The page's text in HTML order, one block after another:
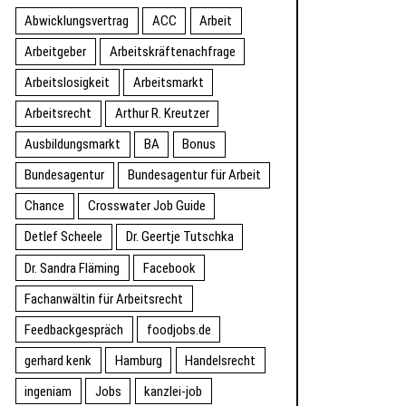
Abwicklungsvertrag ACC
Arbeit
Arbeitgeber
Arbeitskräftenachfrage
Arbeitslosigkeit
Arbeitsmarkt
Arbeitsrecht
Arthur R. Kreutzer
Ausbildungsmarkt
BA
Bonus
Bundesagentur
Bundesagentur für Arbeit
Chance
Crosswater Job Guide
Detlef Scheele
Dr. Geertje Tutschka
Dr. Sandra Fläming
Facebook
Fachanwältin für Arbeitsrecht
Feedbackgespräch
foodjobs.de
gerhard kenk
Hamburg
Handelsrecht
ingeniam
Jobs kanzlei-job